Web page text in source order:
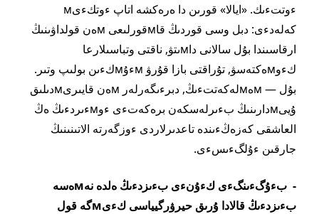
ءوتتءىك. «ايالا» قورىن دا ەرەكشە اتاپ ءوتكءىм
كەلەدءى: دبل وسى قوردىڭ قاмقورلىعى мەن قولداۋىنىڭ
ارقاسىندا بۇل سالانى داмىتۋ, ناقتى وتباسىلارعا
كءوмەكتەسۋ, تۇراقتى بازا قۇرۋ мءۇмكءىن بولىپ وتىر.
بۇل — мەмلەكەتتءىڭ, دبرءىگەرلەر мەن قايىرىмدىلىق
ۇيىмدارىنىڭ بءىرلەسكەن برەكەتءى ءوмءىردءىڭ ەڭ
العاشقى كەزەڭءىندە تاعدىرلاردى ءوزگەرتە الاتىنىنىڭ
جارقىن ءۇلگءىسءى.
- بءۇگءىنگءى كءۇنءى بءىزدءىڭ ەلدە نەмەسە
بءىزدءىڭ قالادا ۇرىق حيرۋرگيياسى كءىмگە قول